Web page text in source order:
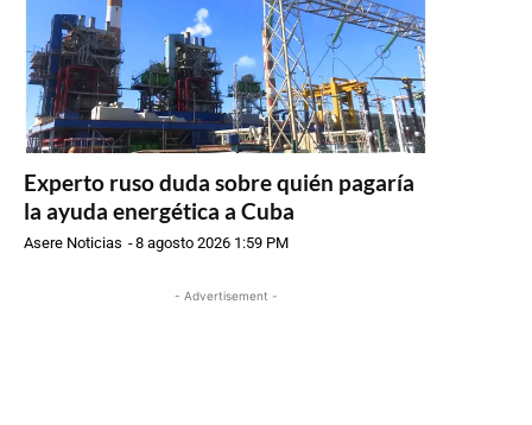
Experto ruso duda sobre quién pagaría
la ayuda energética a Cuba
Asere Noticias -8 agosto 2026 1:59 PM
- Advertisement -